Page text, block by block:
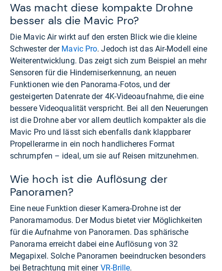
Was macht diese kompakte Drohne
besser als die Mavic Pro?
Die Mavic Air wirkt auf den ersten Blick wie die kleine
Schwester der Mavic Pro. Jedoch ist das Air-Modell eine
Weiterentwicklung. Das zeigt sich zum Beispiel an mehr
Sensoren für die Hinderniserkennung, an neuen
Funktionen wie den Panorama-Fotos, und der
gesteigerten Datenrate der 4K-Videoaufnahme, die eine
bessere Videoqualität verspricht. Bei all den Neuerungen
ist die Drohne aber vor allem deutlich kompakter als die
Mavic Pro und lässt sich ebenfalls dank klappbarer
Propellerarme in ein noch handlicheres Format
schrumpfen – ideal, um sie auf Reisen mitzunehmen.
Wie hoch ist die Auflösung der
Panoramen?
Eine neue Funktion dieser Kamera-Drohne ist der
Panoramamodus. Der Modus bietet vier Möglichkeiten
für die Aufnahme von Panoramen. Das sphärische
Panorama erreicht dabei eine Auflösung von 32
Megapixel. Solche Panoramen beeindrucken besonders
bei Betrachtung mit einer VR-Brille.